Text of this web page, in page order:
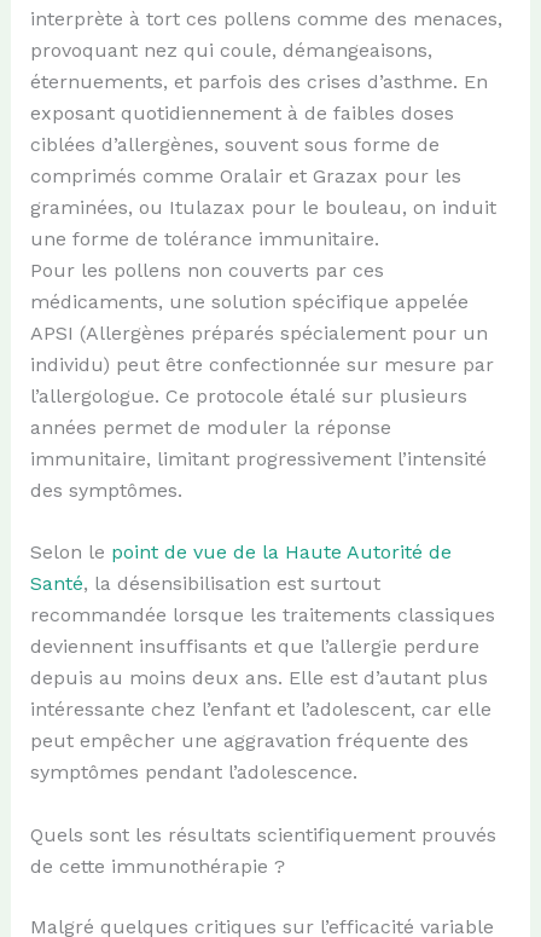
interprète à tort ces pollens comme des menaces,
provoquant nez qui coule, démangeaisons,
éternuements, et parfois des crises d’asthme. En
exposant quotidiennement à de faibles doses
ciblées d’allergènes, souvent sous forme de
comprimés comme Oralair et Grazax pour les
graminées, ou Itulazax pour le bouleau, on induit
une forme de tolérance immunitaire.
Pour les pollens non couverts par ces
médicaments, une solution spécifique appelée
APSI (Allergènes préparés spécialement pour un
individu) peut être confectionnée sur mesure par
l’allergologue. Ce protocole étalé sur plusieurs
années permet de moduler la réponse
immunitaire, limitant progressivement l’intensité
des symptômes.
Selon le point de vue de la Haute Autorité de
Santé, la désensibilisation est surtout
recommandée lorsque les traitements classiques
deviennent insuffisants et que l’allergie perdure
depuis au moins deux ans. Elle est d’autant plus
intéressante chez l’enfant et l’adolescent, car elle
peut empêcher une aggravation fréquente des
symptômes pendant l’adolescence.
Quels sont les résultats scientifiquement prouvés
de cette immunothérapie ?
Malgré quelques critiques sur l’efficacité variable